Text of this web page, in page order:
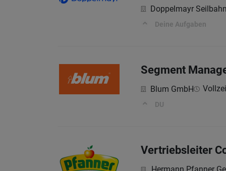
Doppelmayr
Deine Aufgaben
Segment
Blum GmbH
DU
Vertriebsleiter
Hermann Pfanner